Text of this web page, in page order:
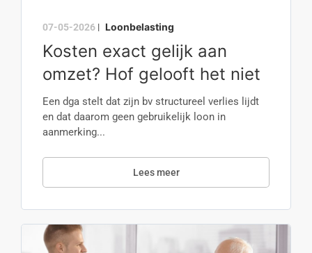
07-05-2026 | Loonbelasting
Kosten exact gelijk aan
omzet? Hof gelooft het niet
Een dga stelt dat zijn bv structureel verlies lijdt
en dat daarom geen gebruikelijk loon in
aanmerking...
Lees meer